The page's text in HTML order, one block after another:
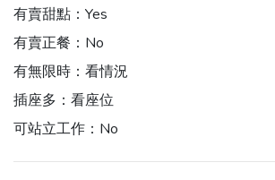
有賣甜點： Yes
有賣正餐： No
有無限時： 看情況
插座多： 看座位
可站立工作： No